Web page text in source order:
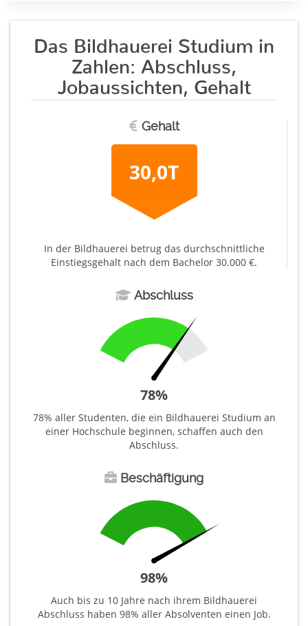
Das Bildhauerei Studium in
Zahlen: Abschluss,
Jobaussichten, Gehalt
Gehalt
30,0T
In der Bildhauerei betrug das durchschnittliche
Einstiegsgehalt nach dem Bachelor 30.000 €.
Abschluss
78%
78% aller Studenten, die ein Bildhauerei Studium an
einer Hochschule beginnen, schaffen auch den
Abschluss.
Beschäftigung
98%
Auch bis zu 10 Jahre nach ihrem Bildhauerei
Abschluss haben 98% aller Absolventen einen Job.